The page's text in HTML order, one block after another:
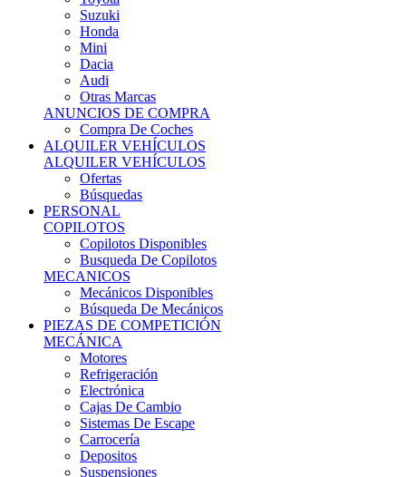
Honda
Mini
Dacia
Audi
Otras Marcas
ANUNCIOS DE COMPRA
Compra De Coches
ALQUILER VEHÍCULOS
ALQUILER VEHÍCULOS
Ofertas
Búsquedas
PERSONAL
COPILOTOS
Copilotos Disponibles
Busqueda De Copilotos
MECANICOS
Mecánicos Disponibles
Búsqueda De Mecánicos
PIEZAS DE COMPETICIÓN
MECÁNICA
Motores
Refrigeración
Electrónica
Cajas De Cambio
Sistemas De Escape
Carrocería
Depositos
Suspensiones
Frenos